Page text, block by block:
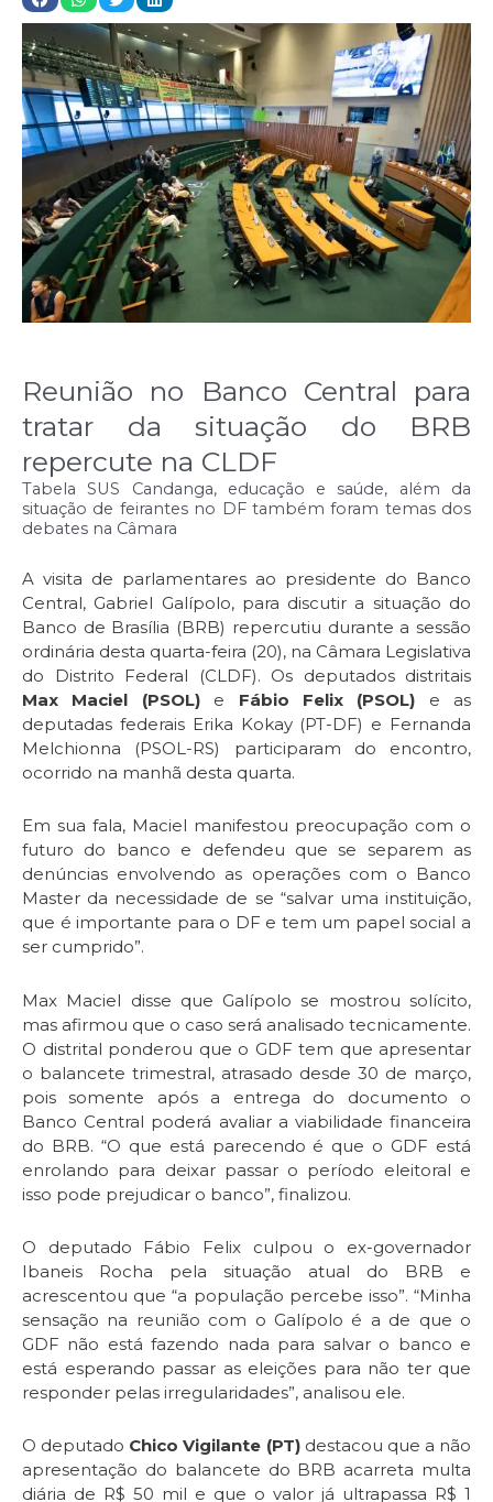
Reunião no Banco Central para
tratar da situação do BRB
repercute na CLDF
Tabela SUS Candanga, educação e saúde, além da
situação de feirantes no DF também foram temas dos
debates na Câmara
A visita de parlamentares ao presidente do Banco
Central, Gabriel Galípolo, para discutir a situação do
Banco de Brasília (BRB) repercutiu durante a sessão
ordinária desta quarta-feira (20), na Câmara Legislativa
do Distrito Federal (CLDF). Os deputados distritais
Max Maciel (PSOL)e Fábio Felix (PSOL) e as
deputadas federais Erika Kokay (PT-DF) e Fernanda
Melchionna (PSOL-RS) participaram do encontro,
ocorrido na manhã desta quarta.
Em sua fala, Maciel manifestou preocupação com o
futuro do banco e defendeu que se separem as
denúncias envolvendo as operações com o Banco
Master da necessidade de se “salvar uma instituição,
que é importante para o DF e tem um papel social a
ser cumprido”.
Max Maciel disse que Galípolo se mostrou solícito,
mas afirmou que o caso será analisado tecnicamente.
O distrital ponderou que o GDF tem que apresentar
o balancete trimestral, atrasado desde 30 de março,
pois somente após a entrega do documento o
Banco Central poderá avaliar a viabilidade financeira
do BRB. “O que está parecendo é que o GDF está
enrolando para deixar passar o período eleitoral e
isso pode prejudicar o banco”, finalizou.
O deputado Fábio Felix culpou o ex-governador
Ibaneis Rocha pela situação atual do BRB e
acrescentou que “a população percebe isso”. “Minha
sensação na reunião com o Galípolo é a de que o
GDF não está fazendo nada para salvar o banco e
está esperando passar as eleições para não ter que
responder pelas irregularidades”, analisou ele.
O deputado Chico Vigilante (PT) destacou que a não
apresentação do balancete do BRB acarreta multa
diária de R$ 50 mil e que o valor já ultrapassa R$ 1